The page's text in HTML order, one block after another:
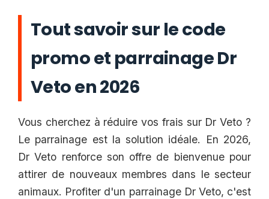
Tout savoir sur le code
promo et parrainage Dr
Veto en 2026
Vous cherchez à réduire vos frais sur Dr Veto ?
Le parrainage est la solution idéale. En 2026,
Dr Veto renforce son offre de bienvenue pour
attirer de nouveaux membres dans le secteur
animaux. Profiter d'un parrainage Dr Veto, c'est